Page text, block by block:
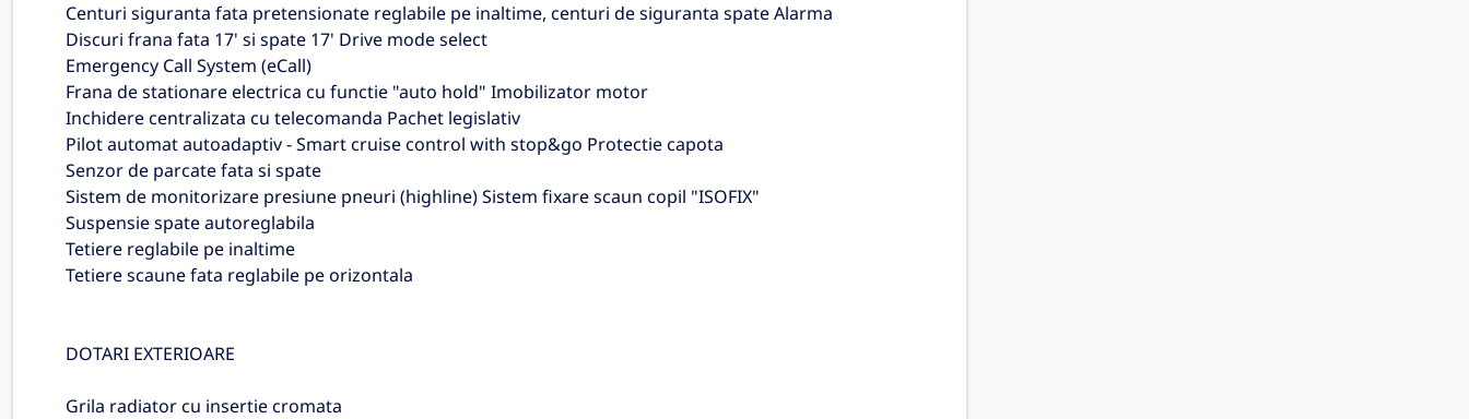
Centuri siguranta fata pretensionate reglabile pe inaltime, centuri de siguranta spate Alarma
Discuri frana fata 17' si spate 17' Drive mode select
Emergency Call System (eCall)
Frana de stationare electrica cu functie "auto hold" Imobilizator motor
Inchidere centralizata cu telecomanda Pachet legislativ
Pilot automat autoadaptiv - Smart cruise control with stop&go Protectie capota
Senzor de parcate fata si spate
Sistem de monitorizare presiune pneuri (highline) Sistem fixare scaun copil "ISOFIX"
Suspensie spate autoreglabila
Tetiere reglabile pe inaltime
Tetiere scaune fata reglabile pe orizontala
DOTARI EXTERIOARE
Grila radiator cu insertie cromata